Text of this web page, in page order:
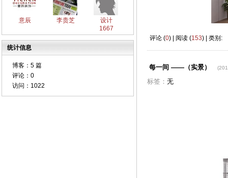
意辰 李贵芝
设计
1667
统计信息
博客： 5 篇
评论： 0
访问： 1022
评论 (0) | 阅读 (153) | 类别:
每一间 ——（实景）
标签： 无